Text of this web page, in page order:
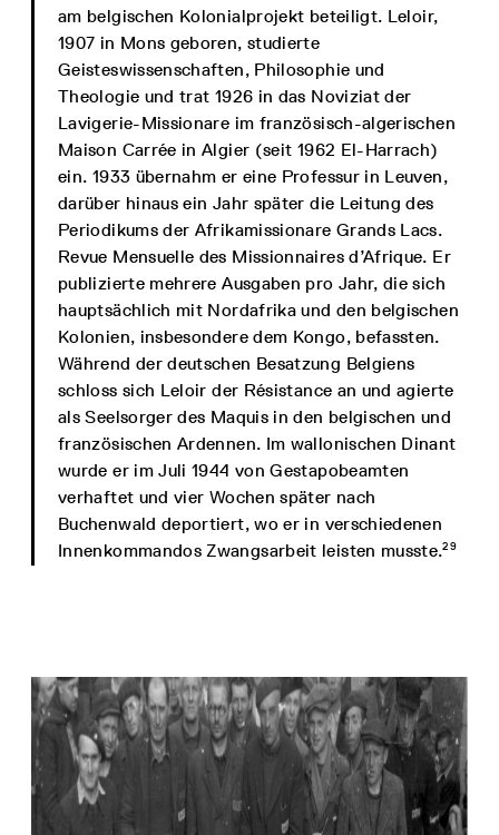
am belgischen Kolonialprojekt beteiligt. Leloir,
1907 in Mons geboren, studierte
Geisteswissenschaften, Philosophie und
Theologie und trat 1926 in das Noviziat der
Lavigerie-Missionare im französisch-algerischen
Maison Carrée in Algier (seit 1962 El-Harrach)
ein. 1933 übernahm er eine Professur in Leuven,
darüber hinaus ein Jahr später die Leitung des
Periodikums der Afrikamissionare Grands Lacs.
Revue Mensuelle des Missionnaires d’Afrique. Er
publizierte mehrere Ausgaben pro Jahr, die sich
hauptsächlich mit Nordafrika und den belgischen
Kolonien, insbesondere dem Kongo, befassten.
Während der deutschen Besatzung Belgiens
schloss sich Leloir der Résistance an und agierte
als Seelsorger des Maquis in den belgischen und
französischen Ardennen. Im wallonischen Dinant
wurde er im Juli 1944 von Gestapobeamten
verhaftet und vier Wochen später nach
Buchenwald deportiert, wo er in verschiedenen
Innenkommandos Zwangsarbeit leisten musste.29